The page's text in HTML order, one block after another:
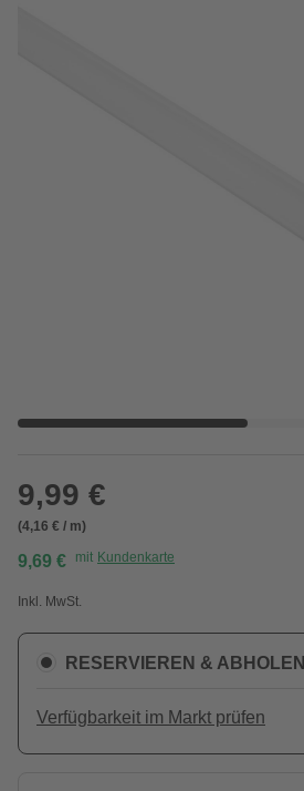
9,99 €
(4,16 € / m)
9,69 € mit Kundenkarte
Inkl. MwSt.
RESERVIEREN & ABHOLEN
Verfügbarkeit im Markt prüfen